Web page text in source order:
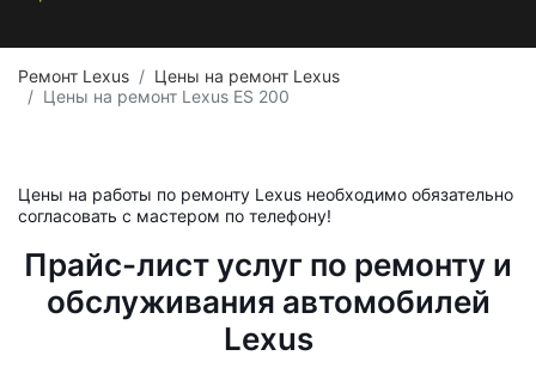
Ремонт Lexus
Цены на ремонт Lexus
Цены на ремонт Lexus ES 200
Цены на работы по ремонту Lexus необходимо обязательно
согласовать с мастером по телефону!
Прайс-лист услуг по ремонту и
обслуживания автомобилей
Lexus